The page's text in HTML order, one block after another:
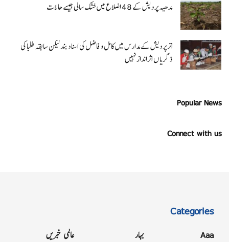
مدھیہ پردیش کے 48 اضلاع میں خشک سالی جیسے حالات
اتر پردیش کےمدارس میں کامل و فاضل کی اسناد بند لیکن سابقہ طلبا کی
ڈگریا ں اثرانداز نہیں
Popular News
Connect with us
Categories
Aaa بہار عالمی خبریں